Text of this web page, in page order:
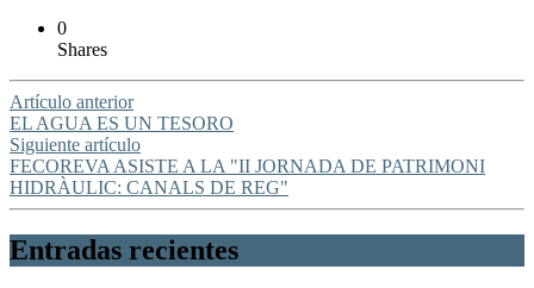
0
Shares
Artículo anterior
EL AGUA ES UN TESORO
Siguiente artículo
FECOREVA ASISTE A LA "II JORNADA DE PATRIMONI
HIDRÀULIC: CANALS DE REG"
Entradas recientes